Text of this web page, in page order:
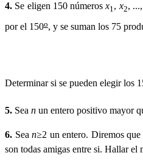
4. Se eligen 150 númerosx1, x2,
por el 150o, y se suman los 75
Determinar si se pueden elegir los
5. Sea n un entero positivo mayor
6. Sean≥2 un entero. Diremos
son todas amigas entre si. Hallar el